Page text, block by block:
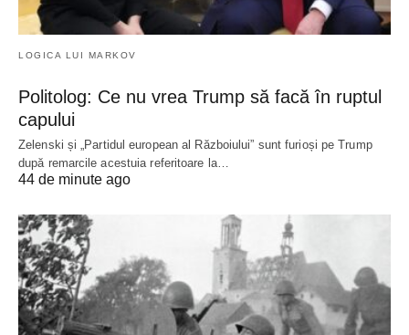
LOGICA LUI MARKOV
Politolog: Ce nu vrea Trump să facă în ruptul
capului
Zelenski și „Partidul european al Războiului” sunt furioși pe Trump
după remarcile acestuia referitoare la…
44 de minute ago